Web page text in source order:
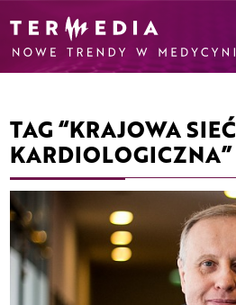
TAG “KRAJOWA SIEĆ
KARDIOLOGICZNA”